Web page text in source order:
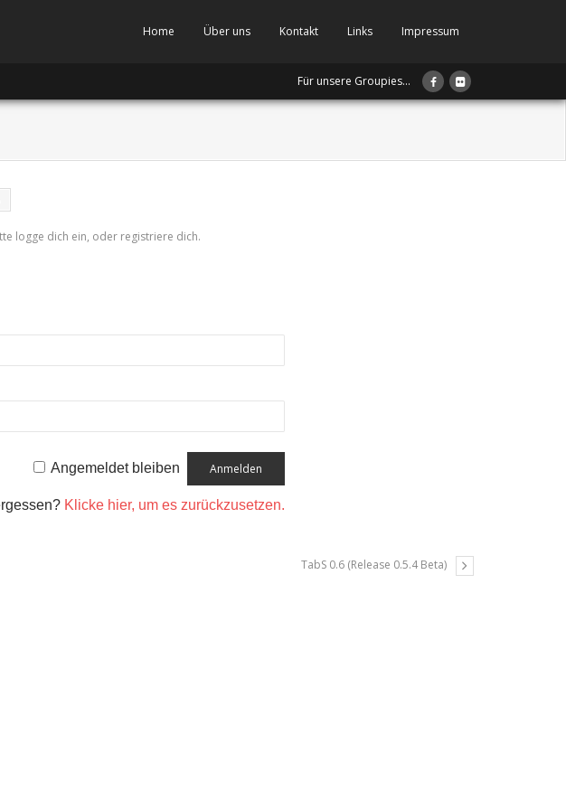
Home Über uns Kontakt Links Impressum
Für unsere Groupies...
logge dich ein, oder registriere dich.
Angemeldet bleiben
Klicke hier, um es zurückzusetzen.
TabS 0.6 (Release 0.5.4 Beta)